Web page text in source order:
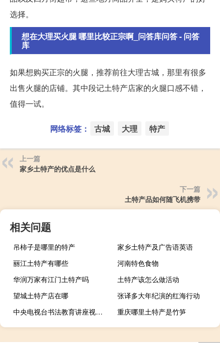
选择。
想在大理买火腿 哪里比较正宗啊_问答库问答 - 问答
库
如果想购买正宗的火腿，推荐前往大理古城，那里有很多
出售火腿的店铺。其中段记土特产店家的火腿口感不错，
值得一试。
网络标签： 古城 大理 特产
上一篇
家乡土特产的优点是什么
下一篇
土特产品如何随飞机携带
相关问题
吊柿子是哪里的特产
家乡土特产及广告语英语
丽江土特产有哪些
河南特色食物
华润万家有江门土特产吗
土特产该怎么做活动
望城土特产店在哪
张译多大年纪演的红海行动
中央电视台书法教育讲座视频（中央电视台书画频道）
重庆哪里土特产是竹笋